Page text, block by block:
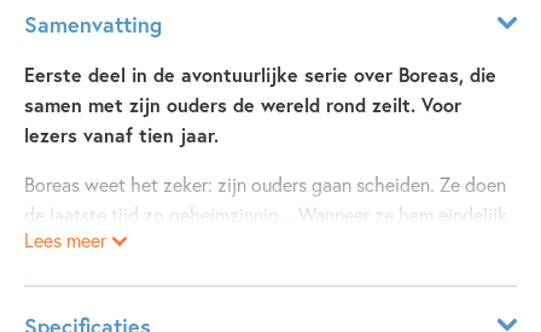
Samenvatting
Eerste deel in de avontuurlijke serie over Boreas, die
samen met zijn ouders de wereld rond zeilt. Voor
lezers vanaf tien jaar.
Boreas weet het zeker: zijn ouders gaan scheiden. Ze doen
de laatste tijd zo geheimzinnig... Wanneer ze hem eindelijk
vertellen wat er aan de hand is, gaat het gelukkig om iets
Lees meer
Specificaties